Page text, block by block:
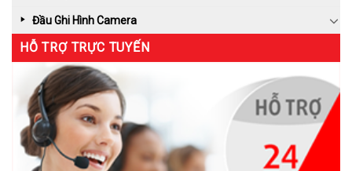
Đầu Ghi Hình Camera
HỖ TRỢ TRỰC TUYẾN